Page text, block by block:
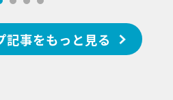
記事をもっと見る